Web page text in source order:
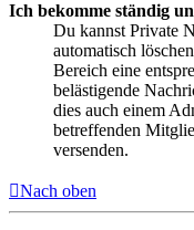
Ich bekomme ständig
Du kannst Private
automatisch
Bereich eine
belästigende
dies auch einem
betreffenden
versenden.
Nach oben